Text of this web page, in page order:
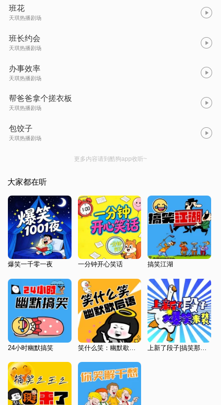
班花
天琪热播剧场
班长约会
天琪热播剧场
办事效率
天琪热播剧场
帮爸爸拿个搓衣板
天琪热播剧场
包饺子
天琪热播剧场
更多内容请到酷狗app收听~
大家都在听
爆笑一千零一夜 一分钟开心笑话 搞笑江湖
24小时幽默搞笑 上新了段子|搞笑那些事儿